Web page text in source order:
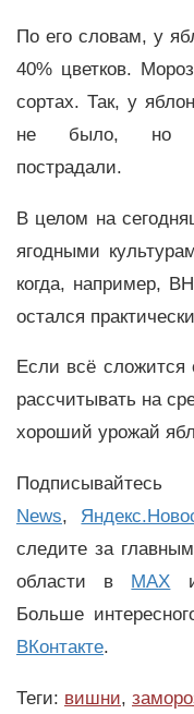
По его словам, у
40% цветков.
сортах. Так, у
не было, но
пострадали.
В целом на
ягодными
когда, например,
остался
Если всё
рассчитывать на
хороший урожай
News,
следите за
области в MAX
Больше
ВКонтакте.
Теги: вишни,